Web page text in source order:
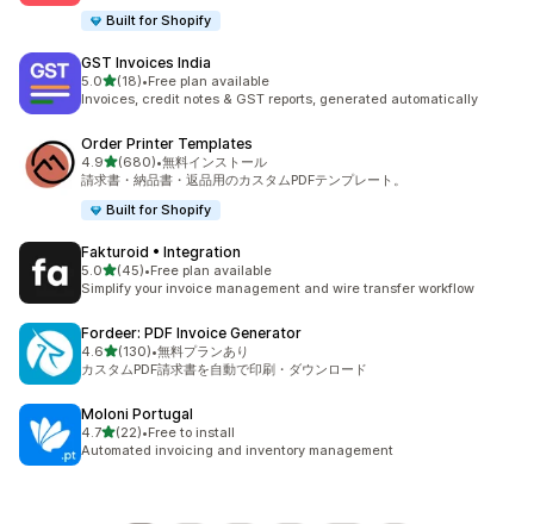
Built for Shopify
GST Invoices India
5.05つ星中
(18)
合計レビュー数：18件
•Free plan available
Invoices, credit notes & GST reports, generated automatically
Order Printer Templates
4.95つ星中
(680)
合計レビュー数：680件
•無料インストール
請求書・納品書・返品用のカスタムPDFテンプレート。
Built for Shopify
Fakturoid • Integration
5.05つ星中
(45)
合計レビュー数：45件
•Free plan available
Simplify your invoice management and wire transfer workflow
Fordeer: PDF Invoice Generator
4.65つ星中
(130)
合計レビュー数：130件
•無料プランあり
カスタムPDF請求書を自動で印刷・ダウンロード
Moloni Portugal
4.75つ星中
(22)
合計レビュー数：22件
•Free to install
Automated invoicing and inventory management